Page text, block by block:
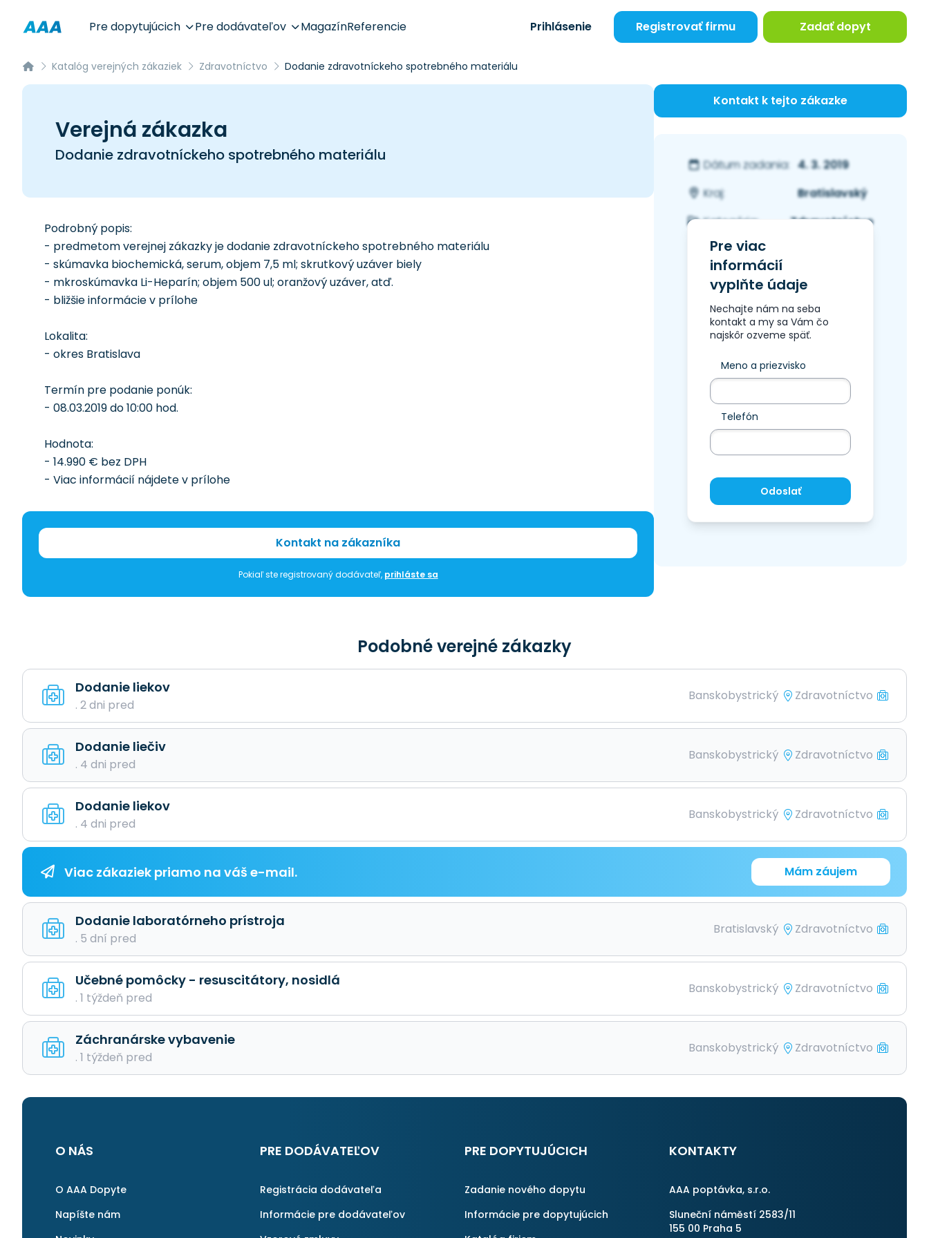
Pre dopytujúcich Pre dodávateľov MagazínReferencie Prihlásenie Registrovať firmu Zadať dopyt
Katalóg verejných zákaziek Zdravotníctvo Dodanie zdravotníckeho spotrebného materiálu
Verejná zákazka
Dodanie zdravotníckeho spotrebného materiálu
Podrobný popis:
- predmetom verejnej zákazky je dodanie zdravotníckeho spotrebného materiálu
- skúmavka biochemická, serum, objem 7,5 ml; skrutkový uzáver biely
- mkroskúmavka Li-Heparín; objem 500 ul; oranžový uzáver, atď.
- bližšie informácie v prílohe
Lokalita:
- okres Bratislava
Termín pre podanie ponúk:
- 08.03.2019 do 10:00 hod.
Hodnota:
- 14.990 € bez DPH
- Viac informácií nájdete v prílohe
Kontakt na zákazníka
Pokiaľ ste registrovaný dodávateľ, prihláste sa
Kontakt k tejto zákazke
Dátum zadania: 4. 3. 2019
Kraj:
Bratislavský
Kategória:
Zdravotníctvo
Pre viac
informácií
vyplňte údaje
Nechajte nám na seba
kontakt a my sa Vám čo
najskôr ozveme späť.
Meno a priezvisko
Telefón
Odoslať
Podobné verejné zákazky
Dodanie liekov
. 2 dni pred
Banskobystrický Zdravotníctvo
Dodanie liečiv
. 4 dni pred
Banskobystrický Zdravotníctvo
Dodanie liekov
. 4 dni pred
Banskobystrický Zdravotníctvo
Viac zákaziek priamo na váš e-mail. Mám záujem
Dodanie laboratórneho prístroja
. 5 dní pred
Bratislavský Zdravotníctvo
Učebné pomôcky - resuscitátory, nosidlá
. 1 týždeň pred
Banskobystrický Zdravotníctvo
Záchranárske vybavenie
. 1 týždeň pred
Banskobystrický Zdravotníctvo
O NÁS
O AAA Dopyte
Napíšte nám
PRE DODÁVATEĽOV
Registrácia dodávateľa
Informácie pre dodávateľov
PRE DOPYTUJÚCICH
Zadanie nového dopytu
Informácie pre dopytujúcich
KONTAKTY
AAA poptávka, s.r.o.
Sluneční náměstí 2583/11
155 00 Praha 5